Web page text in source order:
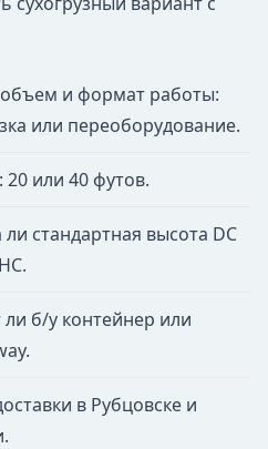
объем и формат работы:
или переоборудование.
или 40 футов.
стандартная высота DC
б/у контейнер или
в Рубцовске и